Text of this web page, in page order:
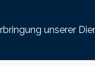
unserer
Reiseziele